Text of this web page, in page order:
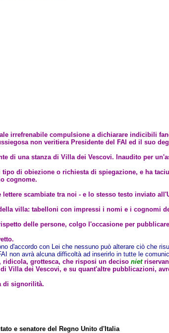
irrefrenabile compulsione a dichiarare indicibili
non veritiera Presidente del FAI ed il suo
di una stanza di Villa dei Vescovi. Inaudito per
di obiezione o richiesta di spiegazione, e ha
cognome.
scambiate tra noi - e lo stesso testo inviato
villa: tabelloni con impressi i nomi e i cognomi
delle persone, colgo l'occasione per
d'accordo con Lei che nessuno può alterare ciò che
non avrà alcuna difficoltà ad inserirlo in tutte le
grottesca, che risposi un deciso niet
Villa dei Vescovi, e su quant'altre pubblicazioni,
di signorilità.
e senatore del Regno Unito d'Italia